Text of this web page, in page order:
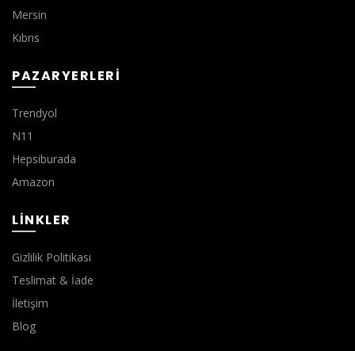
Mersin
Kıbrıs
PAZARYERLERI
Trendyol
N11
Hepsiburada
Amazon
LINKLER
Gizlilik Politikası
Teslimat & İade
İletişim
Blog